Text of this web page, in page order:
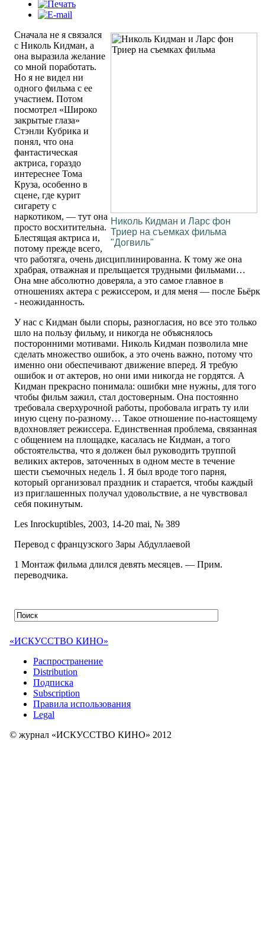
Николь Кидман и Ларс фон
Триер на съемках фильма
"Догвиль"
Сначала не я связался
с Николь Кидман, а
она выразила желание
со мной поработать.
Но я не видел ни
одного фильма с ее
участием. Потом
посмотрел «Широко
закрытые глаза»
Стэнли Кубрика и
понял, что она
фантастическая
актриса, гораздо
интереснее Тома
Круза, особенно в
сцене, где курит
сигарету с
наркотиком, — тут она
просто восхитительна.
Блестящая актриса и,
потому прежде всего,
что работяга, очень дисциплинированна. К тому же она
храбрая, отважная и прельщается трудными фильмами…
Она мне абсолютно доверяла, а это самое главное в
отношениях актера с режиссером, и для меня — после Бьёрк
- неожиданность.
У нас с Кидман были споры, разногласия, но все это только
шло на пользу фильму, и никогда не объяснялось
посторонними мотивами. Николь Кидман позволила мне
сделать множество ошибок, а это очень важно, потому что
именно они обеспечивают движение вперед. Я требую
ошибок и от актеров, но они ими никогда не гордятся. А
Кидман прекрасно понимала: ошибки мне нужны, для того
чтобы фильм зажил, стал достоверным. Она постоянно
требовала сверхурочной работы, пробовала играть ту или
иную сцену по-разному… Такое отношение по-настоящему
вдохновляет режиссера. Единственная проблема, связанная
с общением на площадке, касалась не Кидман, а того
обстоятельства, что я должен был руководить труппой
великих актеров, заточенных в одном месте в течение
шести съемочных недель 1. Я был вроде того парня,
который организовал праздник и старается, чтобы каждый
из приглашенных получал удовольствие, а не чувствовал
себя покинутым.
Les Inrockuptibles, 2003, 14-20 mai, № 389
Перевод с французского Зары Абдуллаевой
1 Монтаж фильма длился девять месяцев. — Прим.
переводчика.
«ИСКУССТВО КИНО»
Распространение
Distribution
Подписка
Subscription
Правила использования
Legal
© журнал «ИСКУССТВО КИНО» 2012